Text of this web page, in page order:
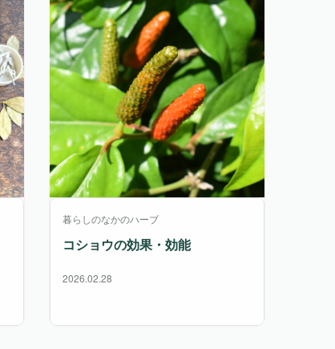
暮らしのなかのハーブ
コショウの効果・効能
2026.02.28